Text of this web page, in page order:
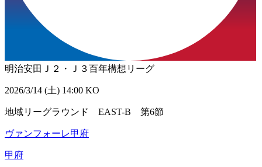
明治安田Ｊ２・Ｊ３百年構想リーグ
2026/3/14 (土) 14:00 KO
地域リーグラウンド EAST-B 第6節
ヴァンフォーレ甲府
甲府